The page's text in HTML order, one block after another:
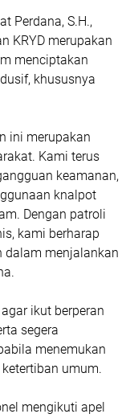
Perdana, S.H.,
KRYD merupakan
menciptakan
khususnya
ini merupakan
Kami terus
keamanan,
knalpot
Dengan patroli
kami berharap
dalam menjalankan
ikut berperan
segera
menemukan
umum.
mengikuti apel